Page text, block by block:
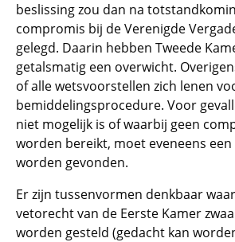
beslissing zou dan na
compromis bij de Verenigde
gelegd. Daarin hebben Tweede
getalsmatig een overwicht.
of alle wetsvoorstellen zich lenen
bemiddelingsprocedure. Voor
niet mogelijk is of waarbij geen
worden bereikt, moet eveneens
worden gevonden.
Er zijn tussenvormen denkbaar
vetorecht van de Eerste Kamer
worden gesteld (gedacht kan